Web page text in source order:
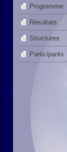
Programme
Résultats
Structures
Participants